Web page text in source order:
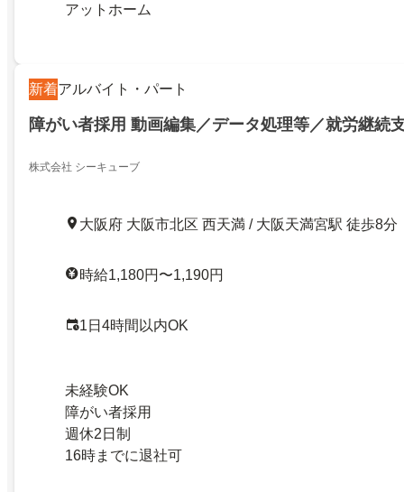
アットホーム
新着アルバイト・パート
障がい者採用 動画編集／データ処理等／就労継続
株式会社 シーキューブ
大阪府 大阪市北区 西天満 / 大阪天満宮駅 徒歩8分
時給1,180円〜1,190円
1日4時間以内OK
未経験OK
障がい者採用
週休2日制
16時までに退社可